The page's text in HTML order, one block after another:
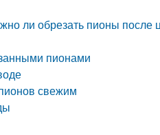
ли обрезать пионы после
пионами
свежим